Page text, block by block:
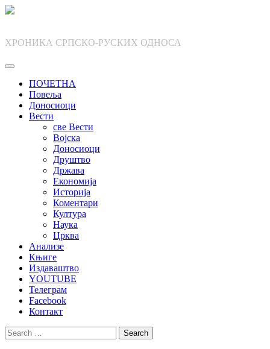
Skip
ХРОНИКА СРПСКО-РУСКИХ ОДНОСА
ПОЧЕТНА
Повеља
Доносиоци
Вести
све Вести
Војска
Доносиоци
Друштво
Држава
Економија
Историја
Коментари
Култура
Наука
Црква
Анализе
Књиге
Издаваштво
YOUTUBE
Телеграм
Facebook
Контакт
Search
for: